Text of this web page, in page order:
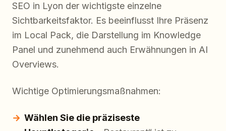
SEO in Lyon der wichtigste einzelne
Sichtbarkeitsfaktor. Es beeinflusst Ihre Präsenz
im Local Pack, die Darstellung im Knowledge
Panel und zunehmend auch Erwähnungen in AI
Overviews.
Wichtige Optimierungsmaßnahmen:
Wählen Sie die präziseste